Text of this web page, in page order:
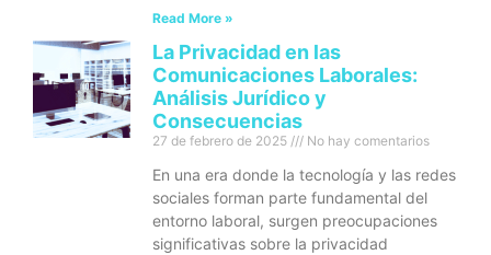
Read More »
La Privacidad en las
Comunicaciones Laborales:
Análisis Jurídico y
Consecuencias
27 de febrero de 2025 No hay comentarios
En una era donde la tecnología y las redes
sociales forman parte fundamental del
entorno laboral, surgen preocupaciones
significativas sobre la privacidad